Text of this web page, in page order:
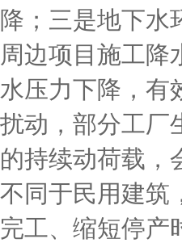
降；三是地下水
周边项目施工降
水压力下降，有
扰动，部分工厂
的持续动荷载，
不同于民用建筑
完工、缩短停产